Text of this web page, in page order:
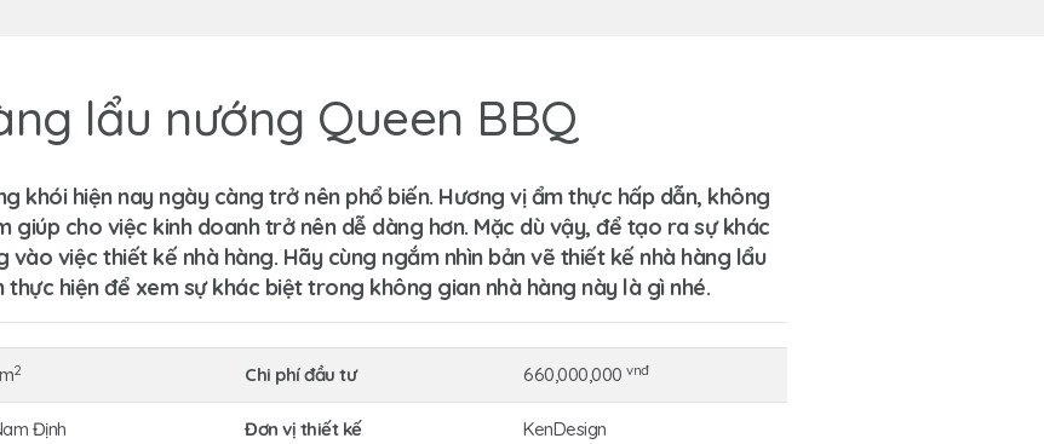
lẩu nướng Queen BBQ
khói hiện nay ngày càng trở nên phổ biến. Hương vị ẩm thực hấp dẫn, không
giúp cho việc kinh doanh trở nên dễ dàng hơn. Mặc dù vậy, để tạo ra sự khác
việc thiết kế nhà hàng. Hãy cùng ngắm nhìnbản vẽ thiết kế nhà hàng lẩu
thực hiện để xem sự khác biệt trong không gian nhà hàng này là gì nhé.
2 Chi phí đầu tư 660,000,000 vnđ
Định Đơn vị thiết kế KenDesign